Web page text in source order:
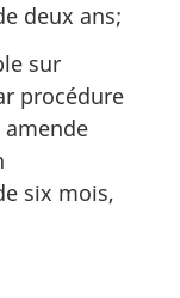
deux ans;
sur
procédure
amende
six mois,